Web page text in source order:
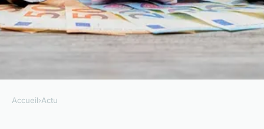
Accueil›Actu